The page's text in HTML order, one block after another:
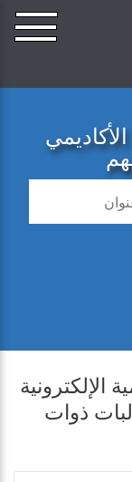
الإلكترونية
ذوات